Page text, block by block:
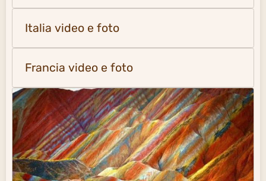
Italia video e foto
Francia video e foto